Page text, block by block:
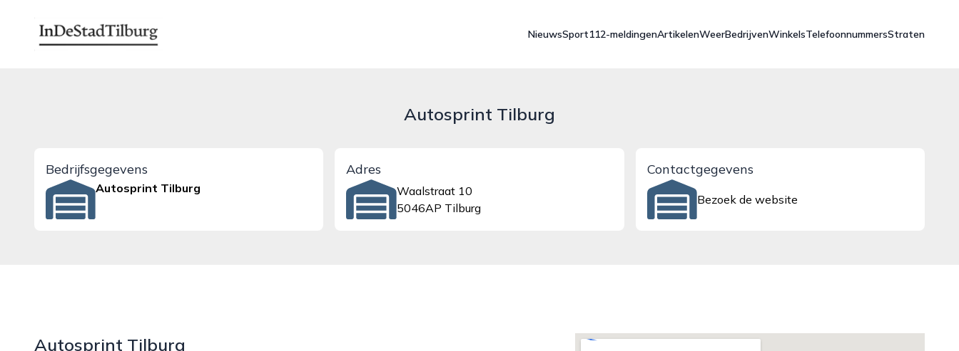
indestadtilburg.nl
NieuwsSport112-meldingenArtikelenWeerBedrijvenWinkelsTelefoonnummersStraten
Autosprint Tilburg
Bedrijfsgegevens
Autosprint Tilburg
Adres
Waalstraat 10
5046AP Tilburg
Contactgegevens
Bezoek de website
Autosprint Tilburg